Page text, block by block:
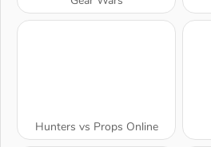
Hunters vs Props Online